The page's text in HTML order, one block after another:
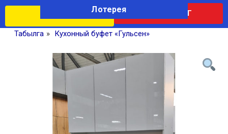
КАТАЛОГ
Лотерея
Табылга » Кухонный буфет «Гульсен»